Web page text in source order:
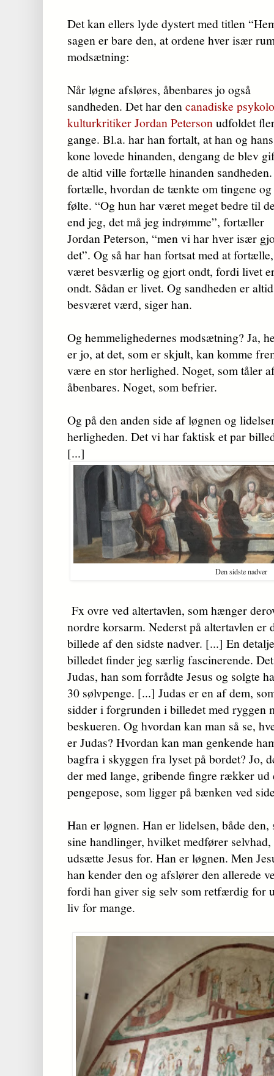
Det kan ellers lyde dystert med titlen
sagen er bare den, at ordene hver især
modsætning:
Når løgne afsløres, åbenbares jo også
sandheden. Det har dencanadiske
kulturkritiker Jordan Petersonudfoldet
gange. Bl.a. har han fortalt, at han og hans
kone lovede hinanden, dengang de blev
de altid ville fortælle hinanden
fortælle, hvordan de tænkte om tingene og
følte. “Og hun har været meget bedre til
end jeg, det må jeg indrømme”, fortæller
Jordan Peterson, “men vi har hver især
det”. Og så har han fortsat med at
været besværlig og gjort ondt, fordi livet
ondt. Sådan er livet. Og sandheden er
besværet værd, siger han.
Og hemmelighedernes modsætning? Ja,
er jo, at det, som er skjult, kan komme
være en stor herlighed. Noget, som tåler
åbenbares. Noget, som befrier.
Og på den anden side af løgnen og
herligheden. Det vi har faktisk et par
[...]
Den sidste nadver
Fx ovre ved altertavlen, som hænger
nordre korsarm. Nederst på altertavlen er
billede af den sidste nadver. [...] En
billedet finder jeg særlig fascinerende.
Judas, han som forrådte Jesus og solgte
30 sølvpenge. [...] Judas er en af dem,
sidder i forgrunden i billedet med ryggen
beskueren. Og hvordan kan man så se,
er Judas? Hvordan kan man genkende
bagfra i skyggen fra lyset på bordet? Jo,
der med lange, gribende fingre rækker ud
pengepose, som ligger på bænken ved
Han er løgnen. Han er lidelsen, både
sine handlinger, hvilket medfører
udsætte Jesus for. Han er løgnen. Men
han kender den og afslører den allerede
fordi han giver sig selv som retfærdig for
liv for mange.